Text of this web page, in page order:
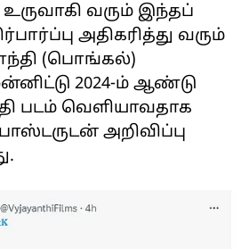
வரும் இந்தப்
அதிகரித்து வரும்
(பொங்கல்)
2024-ம் ஆண்டு
படம் வெளியாவதாக
அறிவிப்பு